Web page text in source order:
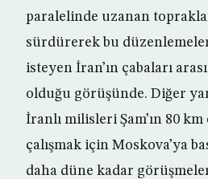
paralelinde uzanan
sürdürerek bu
isteyen İran’ın çabaları
olduğu görüşünde. Diğer
İranlı milisleri Şam’ın 80
çalışmak için Moskova’ya
daha düne kadar